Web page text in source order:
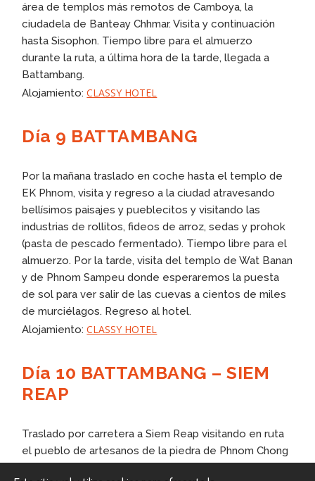
área de templos más remotos de Camboya, la
ciudadela de Banteay Chhmar. Visita y continuación
hasta Sisophon. Tiempo libre para el almuerzo
durante la ruta, a última hora de la tarde, llegada a
Battambang.
Alojamiento:CLASSY HOTEL
Día 9 BATTAMBANG
Por la mañana traslado en coche hasta el templo de
EK Phnom, visita y regreso a la ciudad atravesando
bellísimos paisajes y pueblecitos y visitando las
industrias de rollitos, fideos de arroz, sedas y prohok
(pasta de pescado fermentado). Tiempo libre para el
almuerzo. Por la tarde, visita del templo de Wat Banan
y de Phnom Sampeu donde esperaremos la puesta
de sol para ver salir de las cuevas a cientos de miles
de murciélagos. Regreso al hotel.
Alojamiento:CLASSY HOTEL
Día 10 BATTAMBANG – SIEM
REAP
Traslado por carretera a Siem Reap visitando en ruta
el pueblo de artesanos de la piedra de Phnom Chong